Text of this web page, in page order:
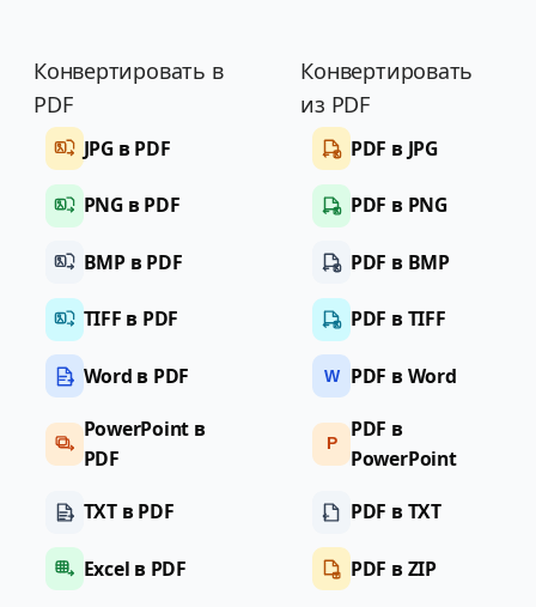
Конвертировать в
PDF
JPG в PDF
PNG в PDF
BMP в PDF
TIFF в PDF
Word в PDF
PowerPoint в
PDF
TXT в PDF
Excel в PDF
Конвертировать
из PDF
PDF в JPG
PDF в PNG
PDF в BMP
PDF в TIFF
W PDF в Word
P
PDF в
PowerPoint
PDF в TXT
PDF в ZIP